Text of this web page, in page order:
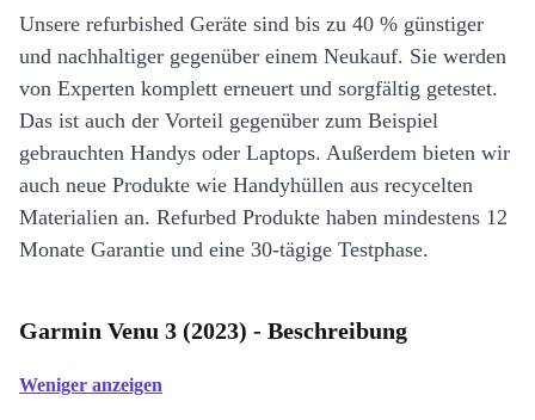
Unsere refurbished Geräte sind bis zu 40 % günstiger
und nachhaltiger gegenüber einem Neukauf. Sie werden
von Experten komplett erneuert und sorgfältig getestet.
Das ist auch der Vorteil gegenüber zum Beispiel
gebrauchten Handys oder Laptops. Außerdem bieten wir
auch neue Produkte wie Handyhüllen aus recycelten
Materialien an. Refurbed Produkte haben mindestens 12
Monate Garantie und eine 30-tägige Testphase.
Garmin Venu 3 (2023) - Beschreibung
Weniger anzeigen